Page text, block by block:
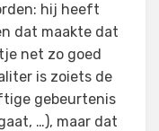
hij heeft
dat maakte dat
net zo goed
is zoiets de
gebeurtenis
…), maar dat